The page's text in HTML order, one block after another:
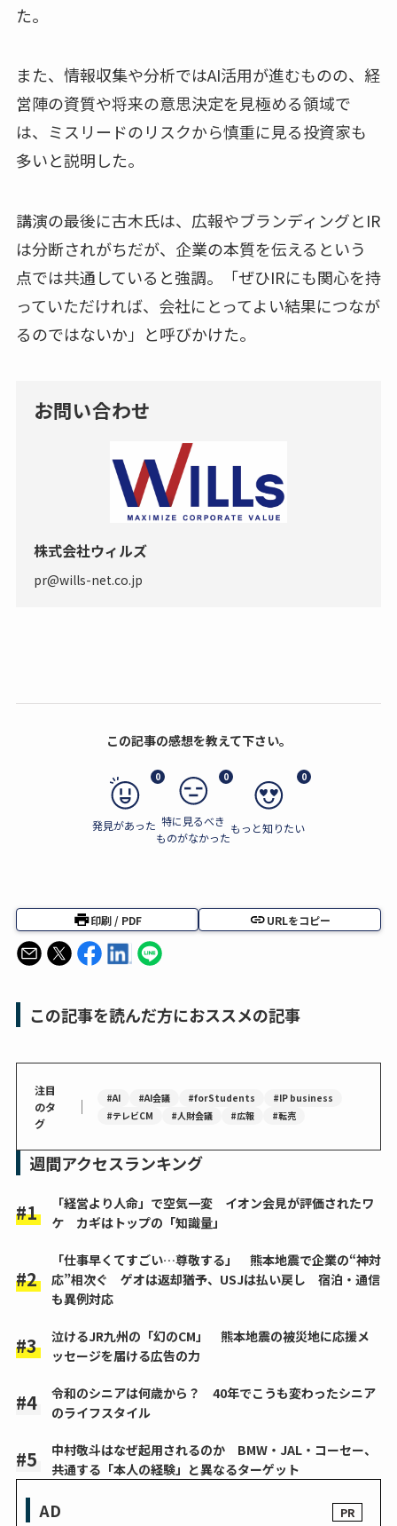
た。
また、情報収集や分析ではAI活用が進むものの、経
営陣の資質や将来の意思決定を見極める領域で
は、ミスリードのリスクから慎重に見る投資家も
多いと説明した。
講演の最後に古木氏は、広報やブランディングとIR
は分断されがちだが、企業の本質を伝えるという
点では共通していると強調。「ぜひIRにも関心を持
っていただければ、会社にとってよい結果につなが
るのではないか」と呼びかけた。
お問い合わせ
株式会社ウィルズ
pr@wills-net.co.jp
この記事の感想を教えて下さい。
0
発見があった
0
特に見るべき
ものがなかった
0
もっと知りたい
印刷 / PDF URLをコピー
この記事を読んだ方におススメの記事
注目
のタ
グ
｜ #AI #AI会議 #forStudents
#IP business
#テレビCM
#人財会議 #広報 #転売
週間アクセスランキング
「経営より人命」で空気一変 イオン会見が評価されたワ
ケ カギはトップの「知識量」
「仕事早くてすごい…尊敬する」 熊本地震で企業の“神対
応”相次ぐ ゲオは返却猶予、USJは払い戻し 宿泊・通信
も異例対応
泣けるJR九州の「幻のCM」 熊本地震の被災地に応援メ
ッセージを届ける広告の力
令和のシニアは何歳から？ 40年でこうも変わったシニア
のライフスタイル
中村敬斗はなぜ起用されるのか BMW・JAL・コーセー、
共通する「本人の経験」と異なるターゲット
AD